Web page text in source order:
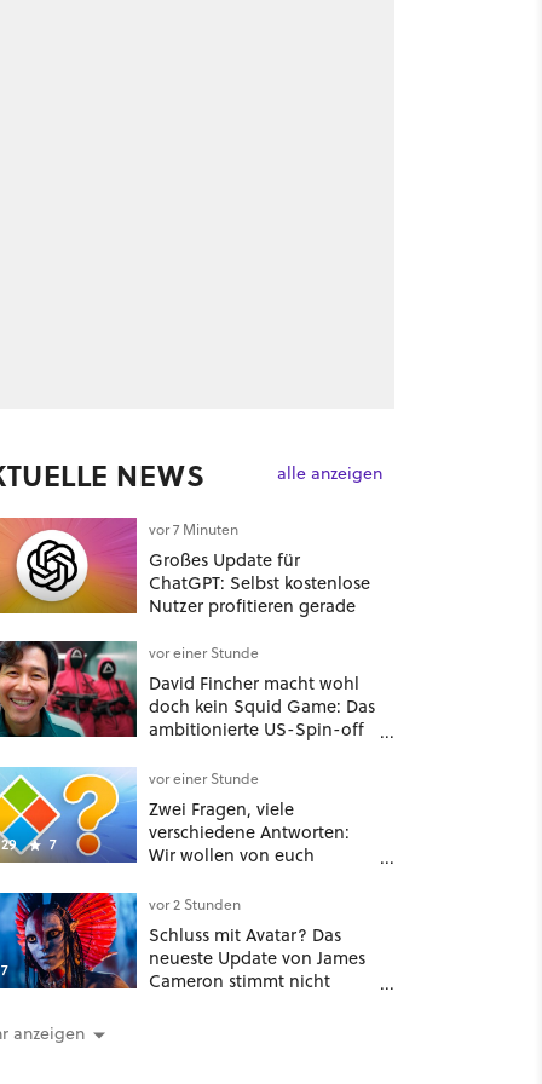
NEWS alle anzeigen
vor 7 Minuten
Großes Update für
ChatGPT: Selbst kostenlose
Nutzer profitieren gerade
vor einer Stunde
David Fincher macht wohl
doch kein Squid Game: Das
ambitionierte US-Spin-off
7
vor einer Stunde
Zwei Fragen, viele
verschiedene Antworten:
Wir wollen von euch
euer Windows ist
vor 2 Stunden
Schluss mit Avatar? Das
neueste Update von James
Cameron stimmt nicht
anzeigen